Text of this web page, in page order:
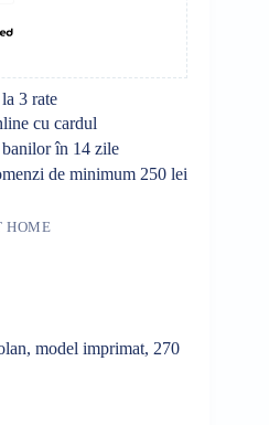
3 rate
cu cardul
în 14 zile
de minimum 250 lei
HOME
model imprimat, 270